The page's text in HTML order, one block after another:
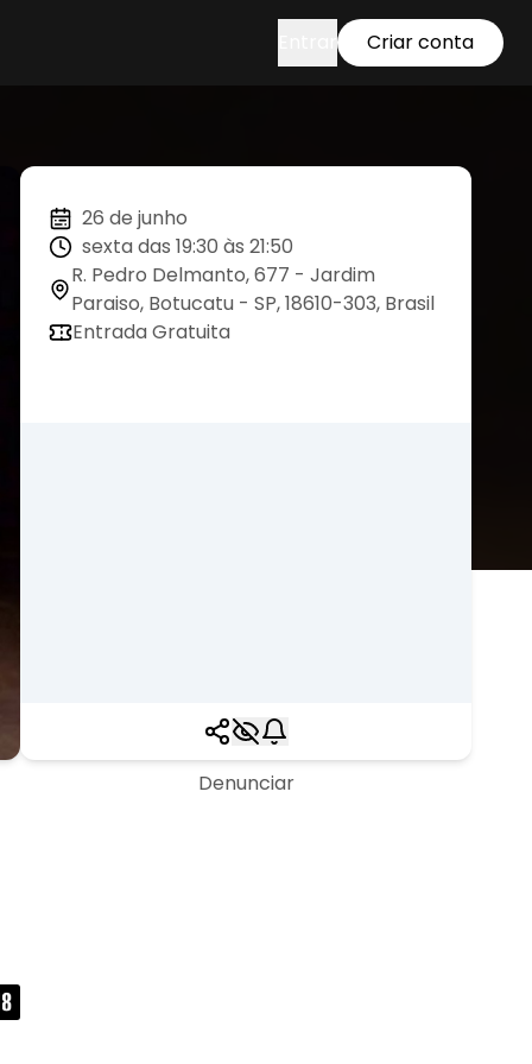
Criar conta
26 de junho
sexta das 19:30 às 21:50
R. Pedro Delmanto, 677 - Jardim
Paraiso, Botucatu - SP, 18610-303, Brasil
Entrada Gratuita
Denunciar